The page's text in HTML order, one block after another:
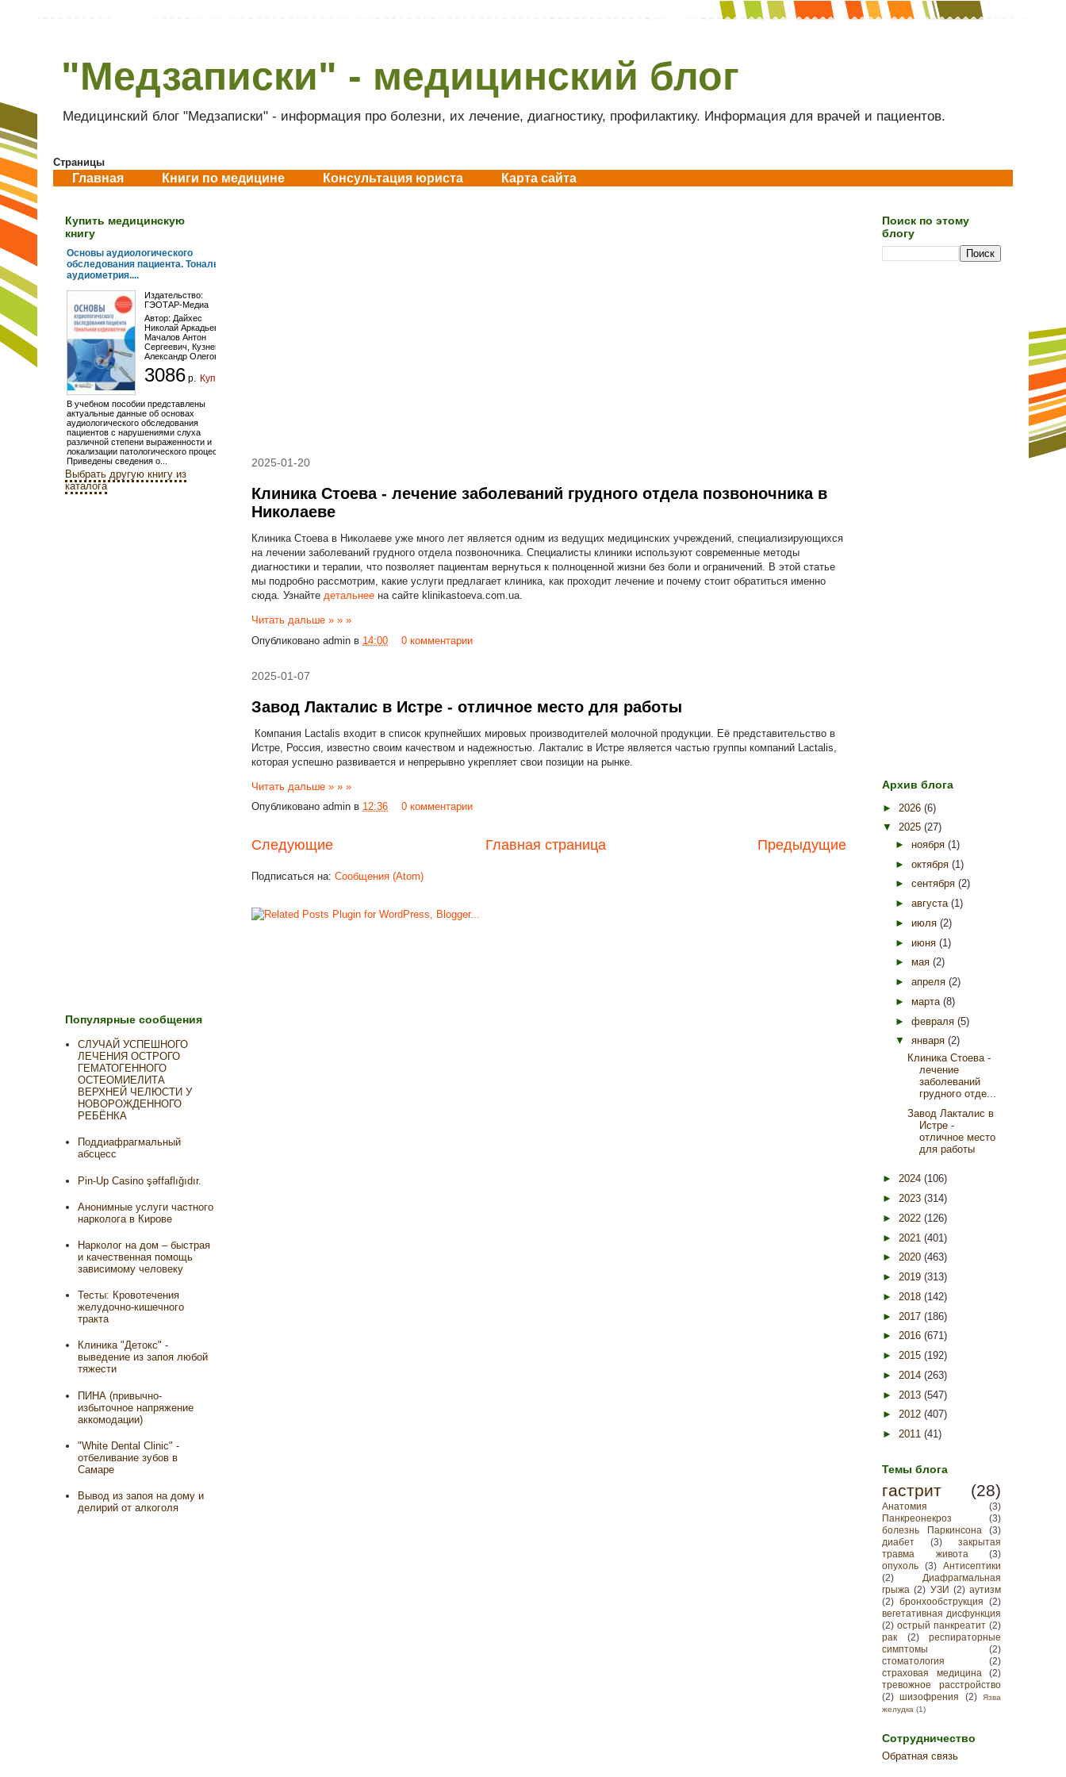
"Медзаписки" - медицинский блог
Медицинский блог "Медзаписки" - информация про болезни, их лечение, диагностику, профилактику. Информация для врачей и пациентов.
Страницы
Главная Книги по медицине Консультация юриста Карта сайта
2025-01-20
Клиника Стоева - лечение заболеваний грудного отдела позвоночника в
Николаеве
Клиника Стоева в Николаеве уже много лет является одним из ведущих медицинских учреждений, специализирующихся
на лечении заболеваний грудного отдела позвоночника. Специалисты клиники используют современные методы
диагностики и терапии, что позволяет пациентам вернуться к полноценной жизни без боли и ограничений. В этой статье
мы подробно рассмотрим, какие услуги предлагает клиника, как проходит лечение и почему стоит обратиться именно
сюда. Узнайте детальнее на сайте klinikastoeva.com.ua.
Читать дальше » » »
Опубликовано admin в 14:00 0 комментарии
2025-01-07
Завод Лакталис в Истре - отличное место для работы
Компания Lactalis входит в список крупнейших мировых производителей молочной продукции. Её представительство в
Истре, Россия, известно своим качеством и надежностью. Лакталис в Истре является частью группы компаний Lactalis,
которая успешно развивается и непрерывно укрепляет свои позиции на рынке.
Читать дальше » » »
Опубликовано admin в 12:36 0 комментарии
Следующие Предыдущие
Главная страница
Подписаться на: Сообщения (Atom)
Купить медицинскую
книгу
Основы аудиологического
обследования пациента. Тональная
аудиометрия....
Издательство:
ГЭОТАР-Медиа
Автор: Дайхес
Николай Аркадьевич
Мачалов Антон
Сергеевич Кузнецов
Александр Олегович
3086 р. Купить
В учебном пособии представлены
актуальные данные об основах
аудиологического обследования
пациентов с нарушениями слуха
различной степени выраженности и
локализации патологического процесса.
Приведены сведения о...
Выбрать другую книгу из
каталога
Популярные сообщения
СЛУЧАЙ УСПЕШНОГО
ЛЕЧЕНИЯ ОСТРОГО
ГЕМАТОГЕННОГО
ОСТЕОМИЕЛИТА
ВЕРХНЕЙ ЧЕЛЮСТИ У
НОВОРОЖДЕННОГО
РЕБЁНКА
Поддиафрагмальный
абсцесс
Pin-Up Casino şəffaflığıdır.
Анонимные услуги частного
нарколога в Кирове
Нарколог на дом – быстрая
и качественная помощь
зависимому человеку
Тесты: Кровотечения
желудочно-кишечного
тракта
Клиника "Детокс" -
выведение из запоя любой
тяжести
ПИНА (привычно-
избыточное напряжение
аккомодации)
"White Dental Clinic" -
отбеливание зубов в
Самаре
Вывод из запоя на дому и
делирий от алкоголя
Поиск по этому
блогу
Архив блога
► 2026 (6)
▼ 2025 (27)
► ноября (1)
► октября (1)
► сентября (2)
► августа (1)
► июля (2)
► июня (1)
► мая (2)
► апреля (2)
► марта (8)
► февраля (5)
▼ января (2)
Клиника Стоева -
лечение
заболеваний
грудного отде...
Завод Лакталис в
Истре -
отличное место
для работы
► 2024 (106)
► 2023 (314)
► 2022 (126)
► 2021 (401)
► 2020 (463)
► 2019 (313)
► 2018 (142)
► 2017 (186)
► 2016 (671)
► 2015 (192)
► 2014 (263)
► 2013 (547)
► 2012 (407)
► 2011 (41)
Темы блога
гастрит (28)
Анатомия
(3)
Панкреонекроз
(3)
болезнь Паркинсона
(3)
диабет
(3)
закрытая
травма живота
(3)
опухоль
(3)
Антисептики
(2)
Диафрагмальная
грыжа (2) УЗИ (2) аутизм
(2) бронхообструкция
(2)
вегетативная дисфункция
(2) острый панкреатит (2)
рак
(2)
респираторные
симптомы
(2)
стоматология
(2)
страховая медицина
(2)
тревожное расстройство
(2) шизофрения (2)
Язва
желудка (1)
Сотрудничество
Обратная связь